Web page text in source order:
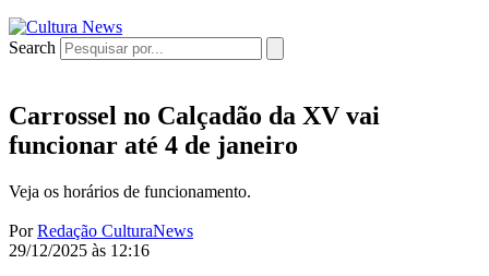
Search
Carrossel no Calçadão da XV vai
funcionar até 4 de janeiro
Veja os horários de funcionamento.
PorRedação CulturaNews
29/12/2025 às 12:16